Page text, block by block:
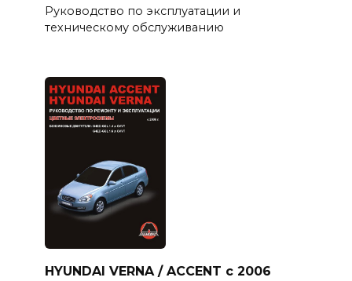
Руководство по эксплуатации и
техническому обслуживанию
HYUNDAI VERNA / ACCENT с 2006